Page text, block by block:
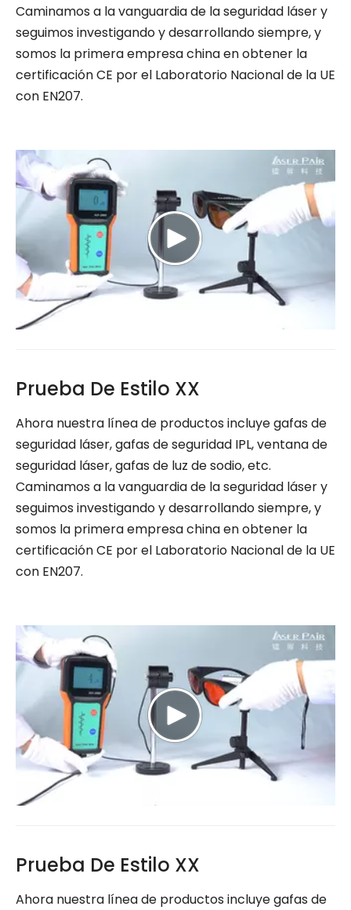
Caminamos a la vanguardia de la seguridad láser y
seguimos investigando y desarrollando siempre, y
somos la primera empresa china en obtener la
certificación CE por el Laboratorio Nacional de la UE
con EN207.
Prueba De Estilo XX
Ahora nuestra línea de productos incluye gafas de
seguridad láser, gafas de seguridad IPL, ventana de
seguridad láser, gafas de luz de sodio, etc.
Caminamos a la vanguardia de la seguridad láser y
seguimos investigando y desarrollando siempre, y
somos la primera empresa china en obtener la
certificación CE por el Laboratorio Nacional de la UE
con EN207.
Prueba De Estilo XX
Ahora nuestra línea de productos incluye gafas de